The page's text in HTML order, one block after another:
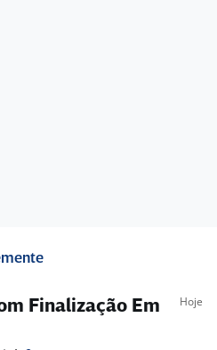
Finalização Em
Hoje